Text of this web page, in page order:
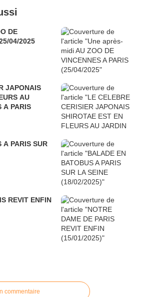
DE
04/2025
JAPONAIS
AU
A PARIS
A PARIS SUR
REVIT ENFIN
commentaire